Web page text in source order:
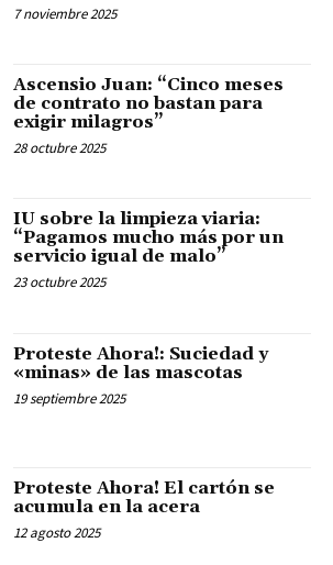
7 noviembre 2025
Ascensio Juan: “Cinco meses
de contrato no bastan para
exigir milagros”
28 octubre 2025
IU sobre la limpieza viaria:
“Pagamos mucho más por un
servicio igual de malo”
23 octubre 2025
Proteste Ahora!: Suciedad y
«minas» de las mascotas
19 septiembre 2025
Proteste Ahora! El cartón se
acumula en la acera
12 agosto 2025